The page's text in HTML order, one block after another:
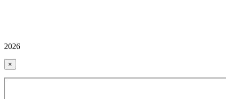
2026
×